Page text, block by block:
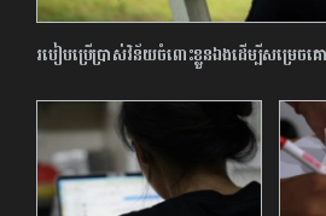
របៀបប្រើប្រាស់វិន័យចំពោះខ្លួនឯងដើម្បីសម្រេ